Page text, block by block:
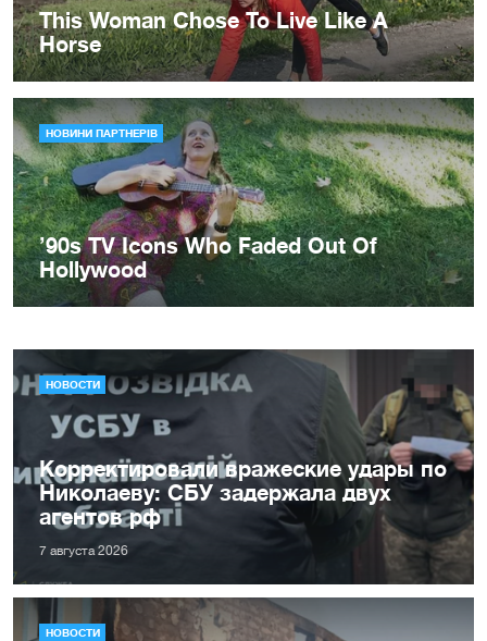
НОВОСТИ
Корректировали вражеские удары по
Николаеву: СБУ задержала двух
агентов рф
7 августа 2026
НОВОСТИ